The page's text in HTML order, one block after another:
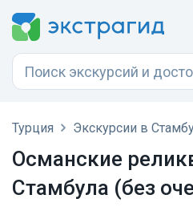
Турция Экскурсии в
Османские
Стамбула (без